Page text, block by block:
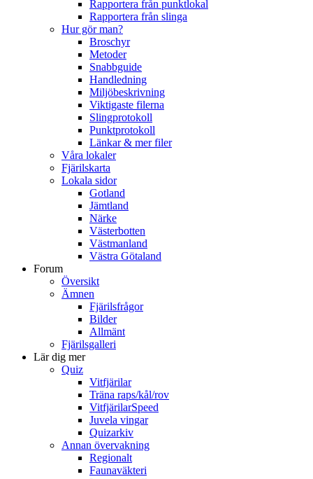
Rapportera från punktlokal
Rapportera från slinga
Hur gör man?
Broschyr
Metoder
Snabbguide
Handledning
Miljöbeskrivning
Viktigaste filerna
Slingprotokoll
Punktprotokoll
Länkar & mer filer
Våra lokaler
Fjärilskarta
Lokala sidor
Gotland
Jämtland
Närke
Västerbotten
Västmanland
Västra Götaland
Forum
Översikt
Ämnen
Fjärilsfrågor
Bilder
Allmänt
Fjärilsgalleri
Lär dig mer
Quiz
Vitfjärilar
Träna raps/kål/rov
VitfjärilarSpeed
Juvela vingar
Quizarkiv
Annan övervakning
Regionalt
Faunaväkteri